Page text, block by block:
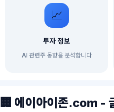
📈
투자 정보
AI 관련주 동향을 분석합니다
🏢 에이아이존.com -